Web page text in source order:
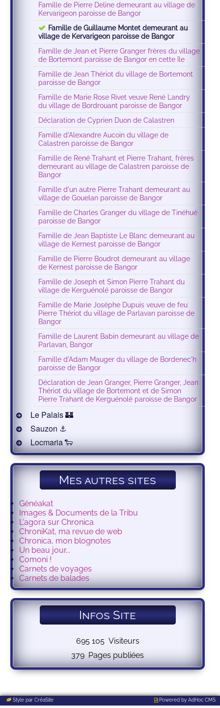
Famille de Pierre Deline demeurant au village de
Kervarigeon paroisse de Bangor
Famille de Guillaume Montet demeurant au
village de Kervarigeon paroisse de Bangor
Famille de Jean et Pierre Granger frères du village
de Bortemont paroisse de Bangor en cette île
Famille de Jean Thériot du village de Bortemont
paroisse de Bangor
Famille de Marie Rose Rivet veuve René Landry
du village de Bordrouant paroisse de Bangor
Déclaration de Cyprien Duon de Calastren
Famille d'Alexandre Aucoin du village de
Calastren paroisse de Bangor
Famille de René Trahant et Pierre Trahant, frères
demeurant au village de Calastren paroisse de
Bangor
Famille d'un autre Pierre Trahant demeurant au
village de Gouelan paroisse de Bangor
Famille de Charles Granger du village de Tinéhué
paroisse de Bangor
Famille de Jean Baptiste Le Blanc demeurant au
village de Kernest paroisse de Bangor
Famille de Pierre Boudrot demeurant au village
de Kernest paroisse de Bangor
Famille de Joseph et Simon Pierre Trahant du
village de Kerguénolé paroisse de Bangor
Famille de Marie Josèphe Dupuis veuve de feu
Pierre Thériot du village de Parlavan paroisse de
Bangor
Famille de Laurent Babin demeurant au village de
Parlavan, Bangor
Famille d'Adam Mauger du village de Bordenec'h
paroisse de Bangor
Déclaration de Jean Granger, Pierre Granger, Jean
Thériot du village de Bortemont et de Simon
Pierre Trahant de Kerguénolé paroisse de Bangor
Le Palais 🏰
Sauzon ⚓️
Locmaria 🐑
Mes autres sites
Généakat
Images & Documents de la Tribu
L'agora sur Chronica
ChroniKat, ma revue de web
Chronica, mon blognotes
Un beau jour...
Comoni !
Carnets de voyages
Carnets de balades
Infos Site
Style par CréaSite Powered byAdHoc CMS